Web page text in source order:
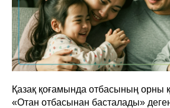
Қазақ қоғамында отбасының орны
«Отан отбасынан басталады»